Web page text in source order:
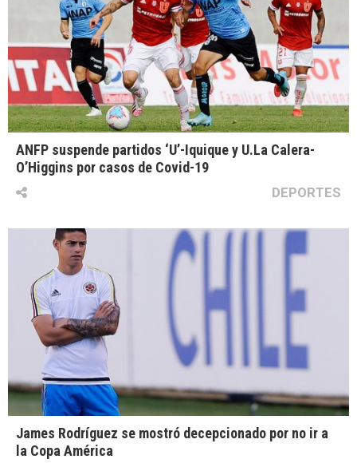
ANFP suspende partidos ‘U’-Iquique y U.La Calera-
O’Higgins por casos de Covid-19
DEPORTES
James Rodríguez se mostró decepcionado por no ir a
la Copa América